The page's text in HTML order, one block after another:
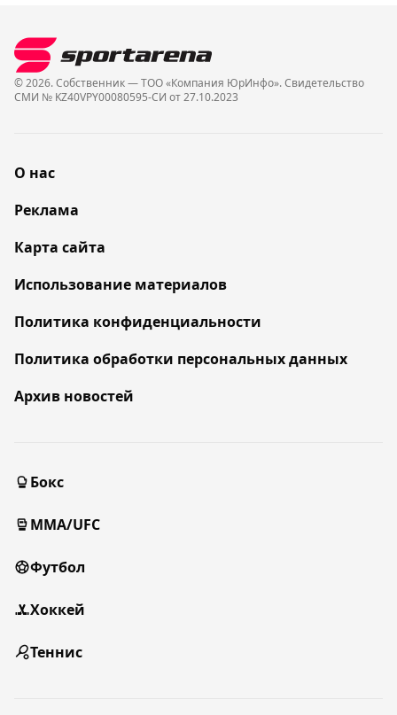
© 2026. Собственник — ТОО «Компания ЮрИнфо». Cвидетельство
СМИ № KZ40VPY00080595-СИ от 27.10.2023
О нас
Реклама
Карта сайта
Использование материалов
Политика конфиденциальности
Политика обработки персональных данных
Архив новостей
Бокс
MMA/UFC
Футбол
Хоккей
Теннис